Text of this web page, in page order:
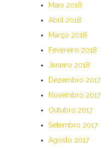
Maio 2018
Abril 2018
Março 2018
Fevereiro 2018
Janeiro 2018
Dezembro 2017
Novembro 2017
Outubro 2017
Setembro 2017
Agosto 2017